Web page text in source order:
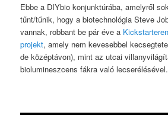
Ebbe a DIYbio konjunktúrába, amelyről
tűnt/tűnik, hogy a biotechnológia Steve
vannak, robbant be pár éve a
projekt, amely nem kevesebbel
de középtávon), mint az utcai
biolumineszcens fákra való lecserélésével.